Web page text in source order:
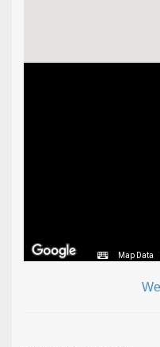
Map Data